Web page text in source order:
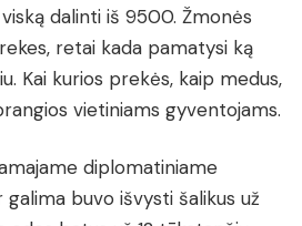
dalinti iš 9500. Žmonės
retai kada pamatysi ką
Kai kurios prekės, kaip medus,
vietiniams gyventojams.
diplomatiniame
buvo išvysti šalikus už